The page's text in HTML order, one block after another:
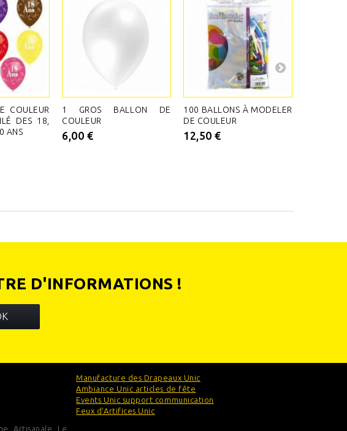
COULEUR
DES 18,
ANS
1 GROS BALLON DE
COULEUR
6,00 €
100 BALLONS À MODELER
DE COULEUR
12,50 €
D'INFORMATIONS !
Artisanale Le
Manufacture des Drapeaux Unic
Ambiance Unic articles de fête
Events Unic support communication
Feux d'Artifices Unic